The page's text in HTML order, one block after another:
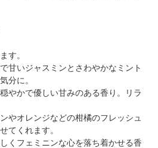
す。
甘いジャスミンとさわやかなミント
分に。
やかで優しい甘みのある香り。リラ
やオレンジなどの柑橘のフレッシュ
てくれます。
くフェミニンな心を落ち着かせる香